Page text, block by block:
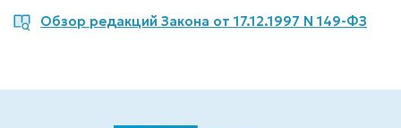
Обзор редакций Закона от 17.12.1997 N 149-ФЗ